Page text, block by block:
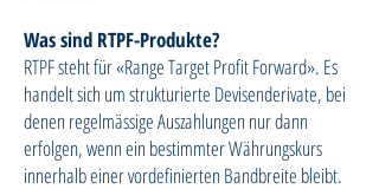
Was sind RTPF-Produkte?
RTPF steht für «Range Target Profit Forward». Es
handelt sich um strukturierte Devisenderivate, bei
denen regelmässige Auszahlungen nur dann
erfolgen, wenn ein bestimmter Währungskurs
innerhalb einer vordefinierten Bandbreite bleibt.